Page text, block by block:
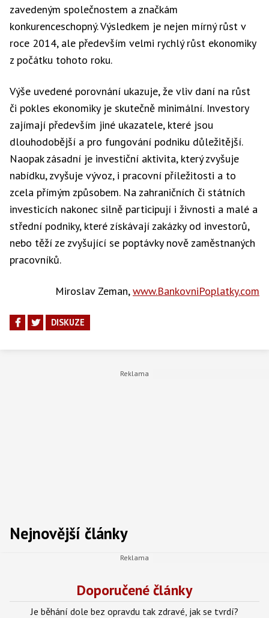
zavedeným společnostem a značkám
konkurenceschopný. Výsledkem je nejen mírný růst v
roce 2014, ale především velmi rychlý růst ekonomiky
z počátku tohoto roku.
Výše uvedené porovnání ukazuje, že vliv daní na růst
či pokles ekonomiky je skutečně minimální. Investory
zajímají především jiné ukazatele, které jsou
dlouhodobější a pro fungování podniku důležitější.
Naopak zásadní je investiční aktivita, který zvyšuje
nabídku, zvyšuje vývoz, i pracovní příležitosti a to
zcela přímým způsobem. Na zahraničních či státních
investicích nakonec silně participují i živnosti a malé a
střední podniky, které získávají zakázky od investorů,
nebo těží ze zvyšující se poptávky nově zaměstnaných
pracovníků.
Miroslav Zeman,www.BankovniPoplatky.com
DISKUZE
Nejnovější články
Doporučené články
Je běhání dole bez opravdu tak zdravé, jak se tvrdí?